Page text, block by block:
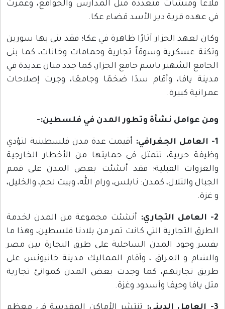
قلاعاً ومنشآت متعددة مثل المدارس والجوامع، وعمرت
في عهده قرية دير الأسد قضاء عكا.
وكان لعهد الجزار آثارًا ظاهرة في عكا؛ فقد بنى بها سورين
وثكنة عسكرية وسوقاً تجارية وحمامات وخانات، كما بنى
الجامع الشهير باسم جامع الجزار، كما جدد مبان عديدة في
مدينة يافا، وأقام سدًا ضخمًا وجامعًا، وجرت إصلاحات
عمرانية كبيرة.
ومن عوامل نشأة وتطور المدن في فلسطين:-
1- العامل الجغرافي:
أقيمت عدة مدن فلسطينية لتؤدي
وظيفة حربية، تتمثل في حمايتها من الأخطار الخارجية
والغزوات القبلية؛ فقد أنشئت بعض المدن على قمم
الجبال والتلال، كمدن: نابلس، ورام الله، وبيت لحم، والخليل،
و غزة.
2- العامل التجاري:
أنشئت مجموعة من المدن لخدمة
الطرق التجارية التي كانت تمر من بلادنا فلسطين، وهذا ما
يفسر وجود المدن الساحلية على طرق التجارة بين مصر
والشام و العراق ، وأقام المماليك مدينة خانيونس على
طريق تجارتهم، كما وجدت بعض المدن كموانئ تجارية
مثل يافا وحيفا وأسدود وغزة.